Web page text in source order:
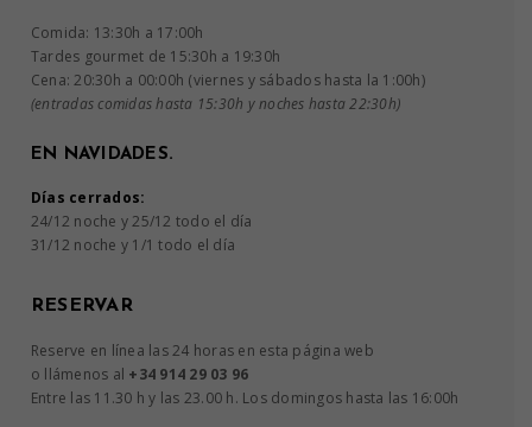
Comida: 13:30h a 17:00h
Tardes gourmet de 15:30h a 19:30h
Cena: 20:30h a 00:00h (viernes y sábados hasta la 1:00h)
(entradas comidas hasta 15:30h y noches hasta 22:30h)
EN NAVIDADES.
Días cerrados:
24/12 noche y 25/12 todo el día
31/12 noche y 1/1 todo el día
RESERVAR
Reserve en línea las 24 horas en esta página web
o llámenos al +34 914 29 03 96
Entre las 11.30 h y las 23.00 h. Los domingos hasta las 16:00h